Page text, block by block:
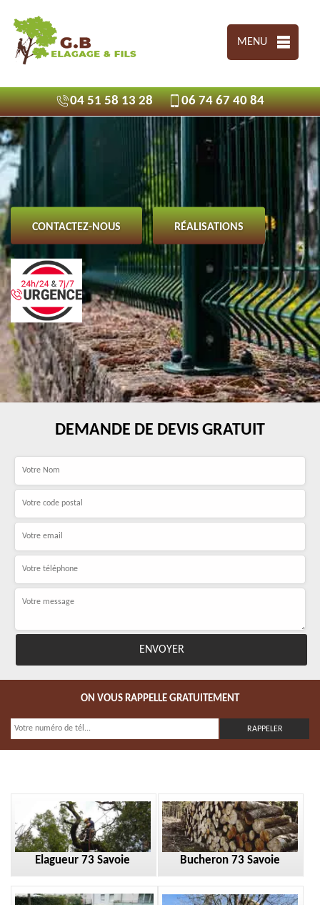
MENU
04 51 58 13 28 06 74 67 40 84
CONTACTEZ-NOUS RÉALISATIONS
DEMANDE DE DEVIS GRATUIT
ON VOUS RAPPELLE GRATUITEMENT
Elagueur 73 Savoie Bucheron 73 Savoie